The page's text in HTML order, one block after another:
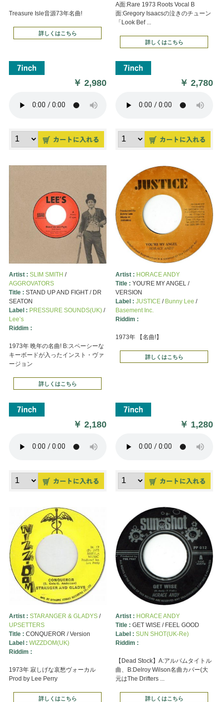
Treasure Isle音源73年名曲!
詳しくはこちら
￥2,980
A面:Rare 1973 Roots Vocal B
面:Gregory Isaacsの泣きのチューン
「Look Bef ...
詳しくはこちら
￥2,780
Artist : SLIM SMITH /
AGGROVATORS
Title : STAND UP AND FIGHT / DR
SEATON
Label : PRESSURE SOUNDS(UK)/
Lee’s
Riddim :
1973年 晩年の名曲! B:スペーシーな
キーボードが入ったインスト・ヴァ
ージョン
詳しくはこちら
￥2,180
Artist : HORACE ANDY
Title : YOU'RE MY ANGEL /
VERSION
Label : JUSTICE/ Bunny Lee /
Basement Inc.
Riddim :
1973年 【名曲!】
詳しくはこちら
￥ 1,280
Artist : STARANGER & GLADYS/
UPSETTERS
Title : CONQUEROR / Version
Label : WIZZDOM(UK)
Riddim :
1973年 寂しげな哀愁ヴォーカル
Prod by Lee Perry
詳しくはこちら
Artist : HORACE ANDY
Title : GET WISE / FEEL GOOD
Label : SUN SHOT(UK-Re)
Riddim :
【Dead Stock】A:アルバムタイトル
曲、B:Delroy Wilson名曲カバー(大
元はThe Drifters ...
詳しくはこちら